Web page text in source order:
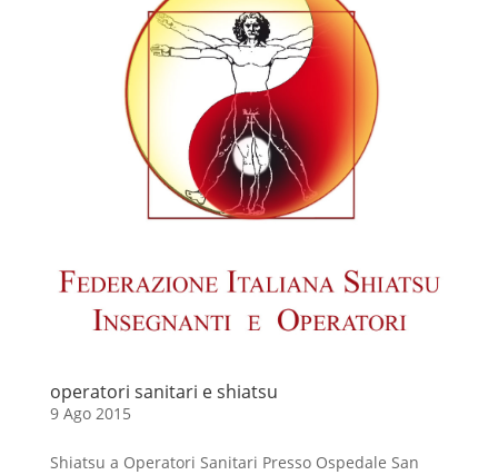
operatori sanitari e shiatsu
9 Ago 2015
Shiatsu a Operatori Sanitari Presso Ospedale San